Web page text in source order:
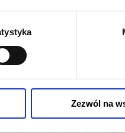
Zezwól na
gwarantujemy